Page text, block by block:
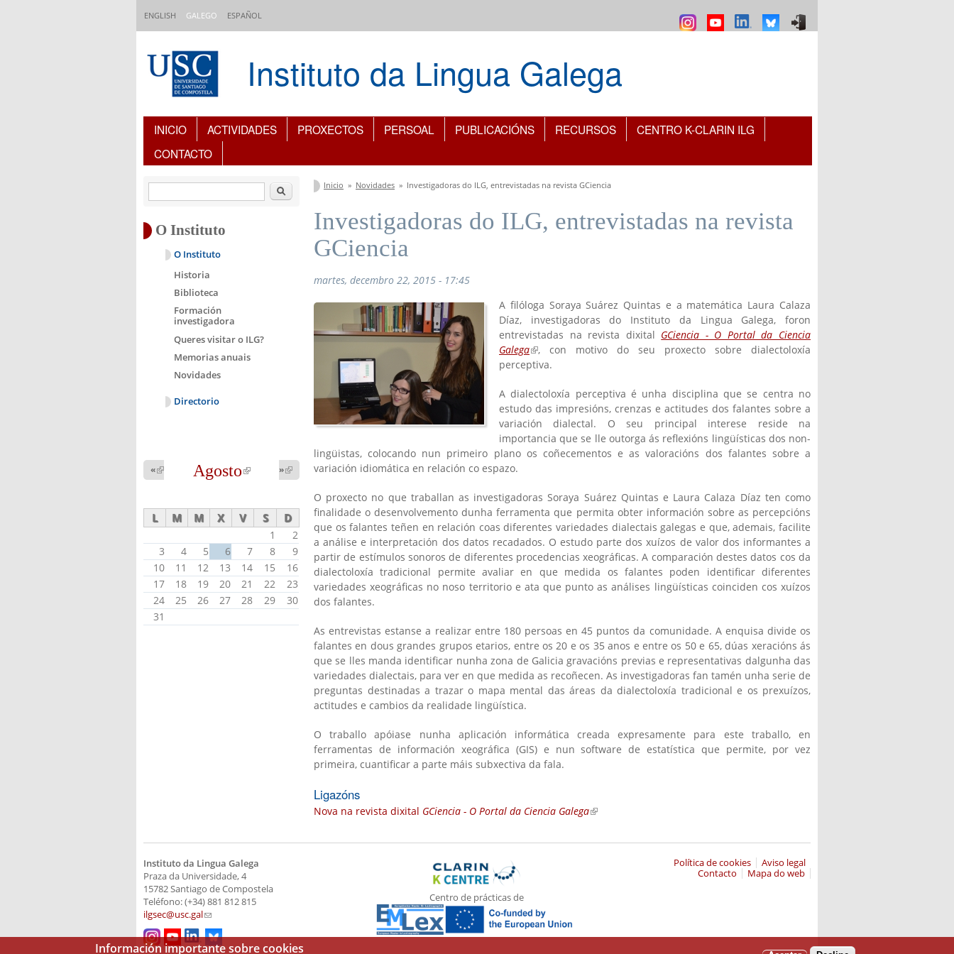
ENGLISH GALEGO ESPAÑOL
Instituto da Lingua Galega
Índice de contidos
INICIO ACTIVIDADES PROXECTOS PERSOAL PUBLICACIÓNS RECURSOS
CENTRO K-CLARIN ILG
CONTACTO
Vostede está aquí
Inicio » Novidades » Investigadoras do ILG, entrevistadas na revista GCiencia
Investigadoras do ILG, entrevistadas na revista
GCiencia
martes, decembro 22, 2015 - 17:45
A filóloga Soraya Suárez Quintas e a matemática Laura Calaza
Díaz, investigadoras do Instituto da Lingua Galega, foron
entrevistadas na revista dixital GCiencia - O Portal da Ciencia
Galega(link is external)
, con motivo do seu proxecto sobre dialectoloxía
perceptiva.
A dialectoloxía perceptiva é unha disciplina que se centra no
estudo das impresións, crenzas e actitudes dos falantes sobre a
variación dialectal. O seu principal interese reside na
importancia que se lle outorga ás reflexións lingüísticas dos non-
lingüistas, colocando nun primeiro plano os coñecementos e as valoracións dos falantes sobre a
variación idiomática en relación co espazo.
O proxecto no que traballan as investigadoras Soraya Suárez Quintas e Laura Calaza Díaz ten como
finalidade o desenvolvemento dunha ferramenta que permita obter información sobre as percepcións
que os falantes teñen en relación coas diferentes variedades dialectais galegas e que, ademais, facilite
a análise e interpretación dos datos recadados. O estudo parte dos xuízos de valor dos informantes a
partir de estímulos sonoros de diferentes procedencias xeográficas. A comparación destes datos cos da
dialectoloxía tradicional permite avaliar en que medida os falantes poden identificar diferentes
variedades xeográficas no noso territorio e ata que punto as análises lingüísticas coinciden cos xuízos
dos falantes.
As entrevistas estanse a realizar entre 180 persoas en 45 puntos da comunidade. A enquisa divide os
falantes en dous grandes grupos etarios, entre os 20 e os 35 anos e entre os 50 e 65, dúas xeracións ás
que se lles manda identificar nunha zona de Galicia gravacións previas e representativas dalgunha das
variedades dialectais, para ver en que medida as recoñecen. As investigadoras fan tamén unha serie de
preguntas destinadas a trazar o mapa mental das áreas da dialectoloxía tradicional e os prexuízos,
actitudes e cambios da realidade lingüística.
O traballo apóiase nunha aplicación informática creada expresamente para este traballo, en
ferramentas de información xeográfica (GIS) e nun software de estatística que permite, por vez
primeira, cuantificar a parte máis subxectiva da fala.
Ligazóns
Nova na revista dixital GCiencia - O Portal da Ciencia Galega(link is external)
Buscar
O Instituto
O Instituto
Historia
Biblioteca
Formación
investigadora
Queres visitar o ILG?
Memorias anuais
Novidades
Directorio
Agosto (link is
«
external)
»
(link is
external)
L M M X V S D
1
2
3
4 5 6 7 8
9
10
11 12 13 14 15
16
17
18 19 20 21 22
23
24
25 26 27 28 29
30
31
Instituto da Lingua Galega
Praza da Universidade, 4
15782 Santiago de Compostela
Teléfono: (+34) 881 812 815
ilgsec@usc.gal(link sends e-mail)
Centro de prácticas de
Aviso legal
Política de cookies
Mapa do web
Contacto
Información importante sobre cookies